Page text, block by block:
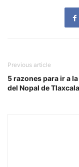
Previous article
5 razones para ir a la
del Nopal de